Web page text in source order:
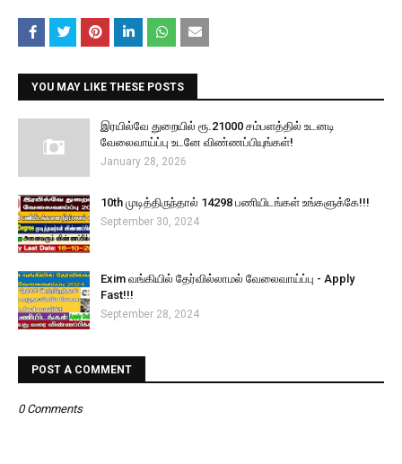
YOU MAY LIKE THESE POSTS
இரயில்வே துறையில் ரூ.21000 சம்பளத்தில் உடனடி
வேலைவாய்ப்பு உடனே விண்ணப்பியுங்கள்!
January 28, 2026
10th முடித்திருந்தால் 14298 பணியிடங்கள் உங்களுக்கே!!!
September 30, 2024
Exim வங்கியில் தேர்வில்லாமல் வேலைவாய்ப்பு - Apply
Fast!!!
September 28, 2024
POST A COMMENT
0 Comments